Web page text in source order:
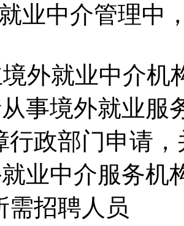
业中介管理中
外就业中介机
事境外就业服
行政部门申请
业中介服务机
需招聘人员